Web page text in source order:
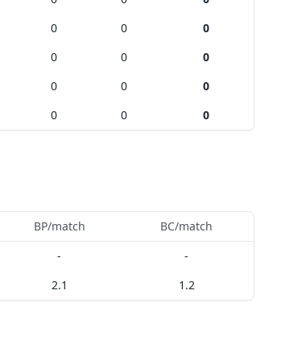
0 0
0
0 0
0
0 0
0
0 0 0
BP/match
BC/match
-
-
2.1 1.2